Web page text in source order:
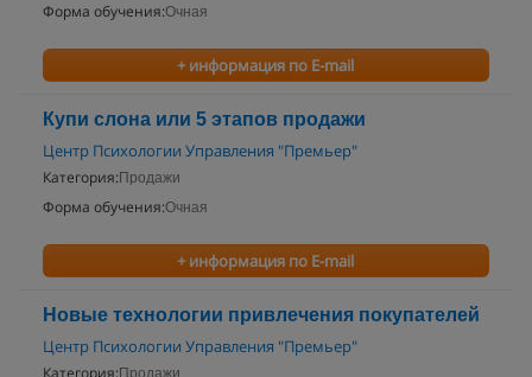
Форма обучения:Очная
+ информация по E-mail
Купи слона или 5 этапов продажи
Центр Психологии Управления "Премьер"
Категория: Продажи
Форма обучения:Очная
+ информация по E-mail
Новые технологии привлечения покупателей
Центр Психологии Управления "Премьер"
Категория: Продажи